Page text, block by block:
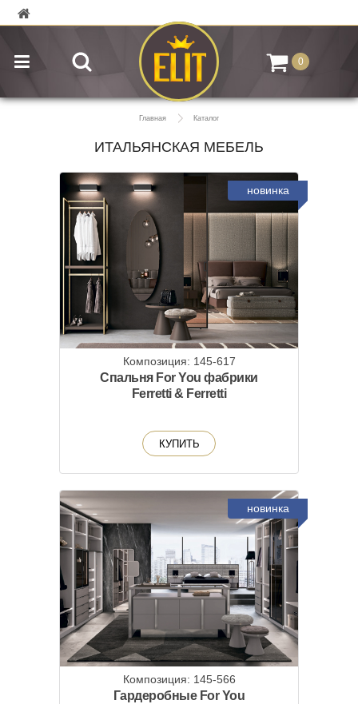
0
Главная Каталог
ИТАЛЬЯНСКАЯ МЕБЕЛЬ
новинка
Композиция: 145-617
Спальня For You фабрики
Ferretti & Ferretti
КУПИТЬ
новинка
Композиция: 145-566
Гардеробные For You